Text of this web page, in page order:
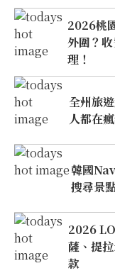
2026桃
外圍？
理！
全州旅
人都在
韓國
搜尋景
2026
薩、提
款